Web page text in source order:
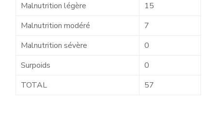
Malnutrition légère
15
Malnutrition modéré
7
Malnutrition sévère
0
Surpoids
0
TOTAL
57